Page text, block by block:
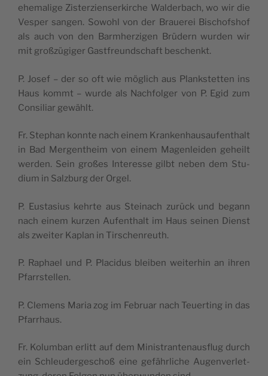
ehe­ma­lige Zis­ter­zien­ser­kirche Wal­der­bach, wo wir die
Ves­per san­gen. Sowohl von der Braue­rei Bischof­shof
als auch von den Barm­her­zi­gen Brü­dern wur­den wir
mit großzü­gi­ger Gast­freund­schaft beschenkt.
P. Josef – der so oft wie möglich aus Planks­tet­ten ins
Haus kommt – wurde als Nach­fol­ger von P. Egid zum
Consi­liar gewählt.
Fr. Ste­phan konnte nach einem Kran­ken­hau­sau­fen­thalt
in Bad Mer­gen­theim von einem Magen­lei­den geheilt
wer­den. Sein großes Inter­esse gilbt neben dem Stu­
dium in Salz­burg der Orgel.
P. Eus­ta­sius kehrte aus Stei­nach zurück und begann
nach einem kur­zen Aufen­thalt im Haus sei­nen Dienst
als zwei­ter Kaplan in Tirschenreuth.
P. Raphael und P. Pla­ci­dus blei­ben wei­te­rhin an ihren
Pfarrstellen.
P. Cle­mens Maria zog im Februar nach Teuer­ting in das
Pfarrhaus.
Fr. Kolum­ban erlitt auf dem Minis­tran­te­naus­flug durch
ein Schleu­der­ges­choß eine gefähr­liche Augen­ver­let­